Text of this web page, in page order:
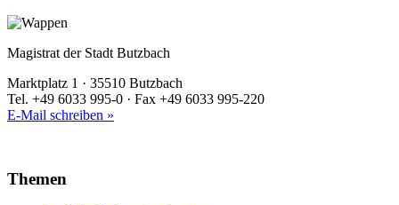
Magistrat der Stadt Butzbach
Marktplatz 1 · 35510 Butzbach
Tel. +49 6033 995-0 · Fax +49 6033 995-220
E-Mail schreiben »
Themen